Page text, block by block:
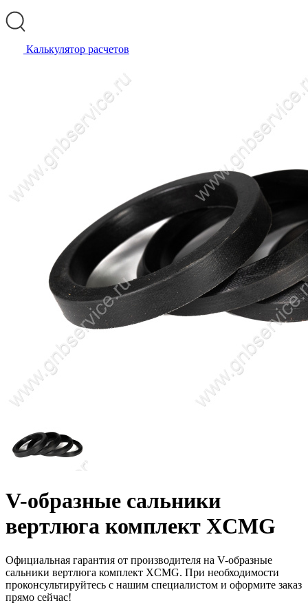
Калькулятор расчетов
V-образные сальники
вертлюга комплект XCMG
Официальная гарантия от производителя на V-образные
сальники вертлюга комплект XCMG. При необходимости
проконсультируйтесь с нашим специалистом и оформите заказ
прямо сейчас!